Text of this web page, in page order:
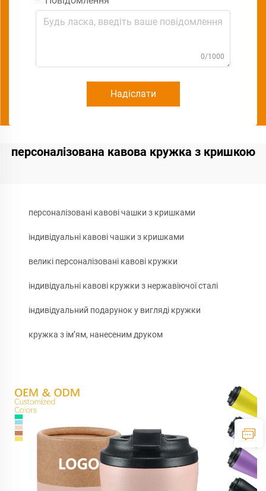
0/1000
Надіслати
персоналізована кавова кружка з кришкою
персоналізовані кавові чашки з кришками
індивідуальні кавові чашки з кришками
великі персоналізовані кавові кружки
індивідуальні кавові кружки з нержавіючої сталі
індивідуальний подарунок у вигляді кружки
кружка з ім’ям, нанесеним друком